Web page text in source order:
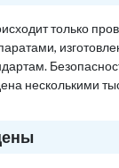
только
несколькими